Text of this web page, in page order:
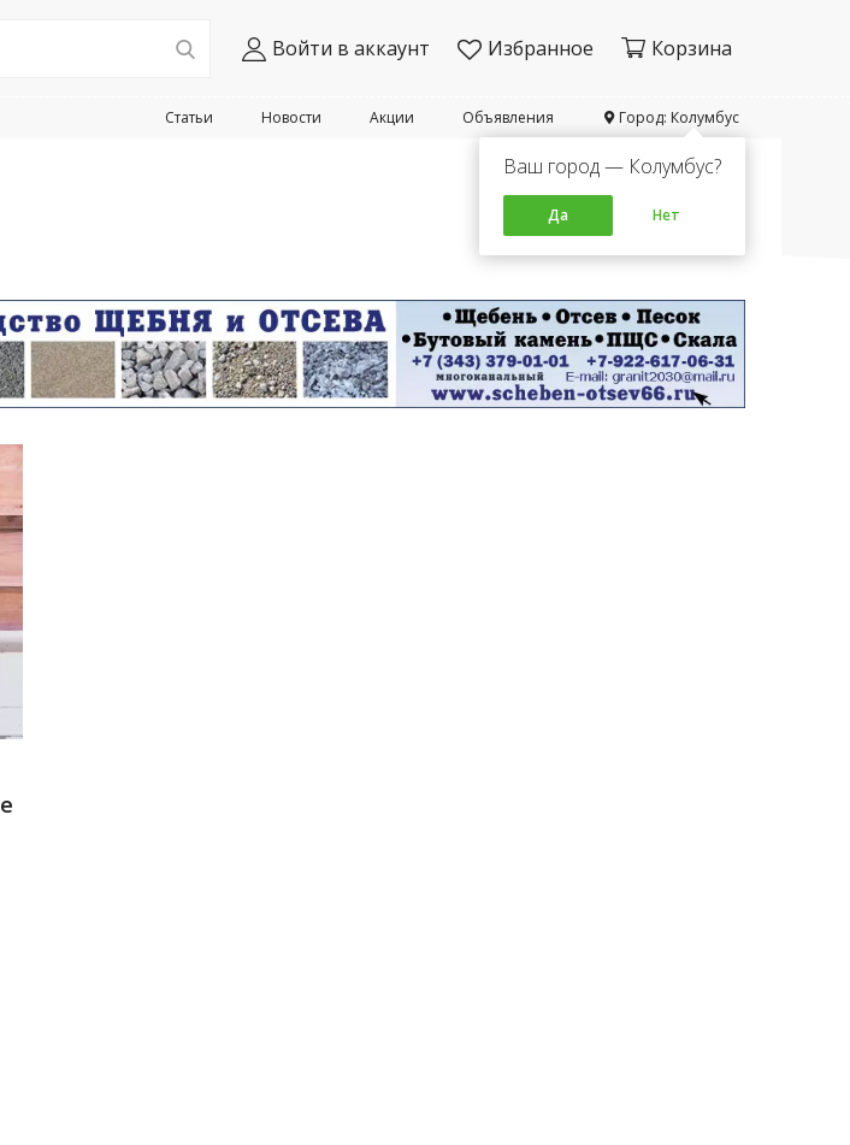
Войти в аккаунт Избранное Корзина
Город: Колумбус
Ваш город — Колумбус?
Да Нет
Объявления
Акции
Новости
Статьи